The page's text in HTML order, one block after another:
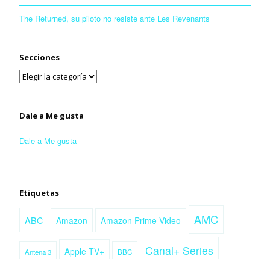
The Returned, su piloto no resiste ante Les Revenants
Secciones
Dale a Me gusta
Dale a Me gusta
Etiquetas
ABC Amazon Amazon Prime Video AMC
Antena 3 Apple TV+ BBC Canal+ Series